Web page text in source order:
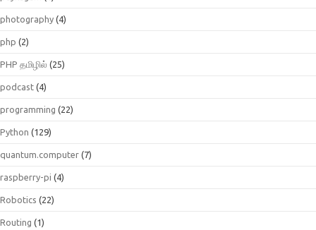
photography (4)
php (2)
PHP தமிழில் (25)
podcast (4)
programming (22)
Python (129)
quantum.computer (7)
raspberry-pi (4)
Robotics (22)
Routing (1)